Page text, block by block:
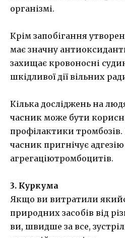
організмі.
Крім запобігання
має значну
захищає кровоносні
шкідливої дії вільних
Кілька досліджень на
часник може бути
профілактики
часник пригнічує адгезію
агрегаціютромбоцитів.
3. Куркума
Якщо ви витратили
природних засобів від
ви, швидше за все,